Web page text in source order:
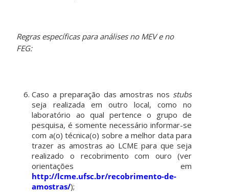
Regras específicas para análises no MEV e no
FEG:
Caso a preparação das amostras nos stubs
seja realizada em outro local, como no
laboratório ao qual pertence o grupo de
pesquisa, é somente necessário informar-se
com a(o) técnica(o) sobre a melhor data para
trazer as amostras ao LCME para que seja
realizado o recobrimento com ouro (ver
orientações em
http://lcme.ufsc.br/recobrimento-de-
amostras/);